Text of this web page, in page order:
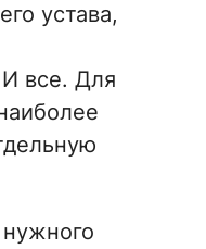
устава,
И все. Для